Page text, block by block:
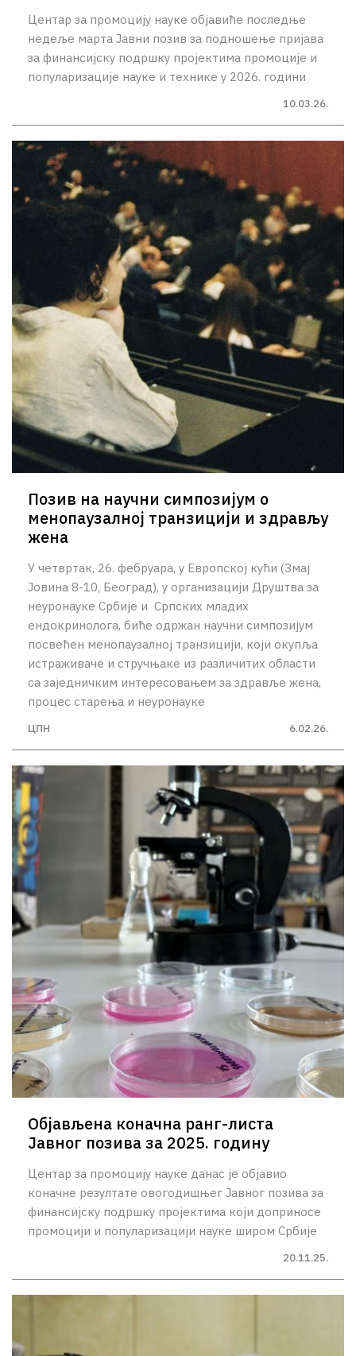
Центар за промоцију науке објавиће последње
недеље марта Јавни позив за подношење пријава
за финансијску подршку пројектима промоције и
популаризације науке и технике у 2026. години
10.03.26.
Позив на научни симпозијум о
менопаузалној транзицији и здрављу
жена
У четвртак, 26. фебруара, у Европској кући (Змај
Јовина 8-10, Београд), у организацији Друштва за
неуронауке Србије и Српских младих
ендокринолога, биће одржан научни симпозијум
посвећен менопаузалној транзицији, који окупља
истраживаче и стручњаке из различитих области
са заједничким интересовањем за здравље жена,
процес старења и неуронауке
ЦПН 6.02.26.
Објављена коначна ранг-листа
Јавног позива за 2025. годину
Центар за промоцију науке данас је објавио
коначне резултате овогодишњег Јавног позива за
финансијску подршку пројектима који доприносе
промоцији и популаризацији науке широм Србије
20.11.25.